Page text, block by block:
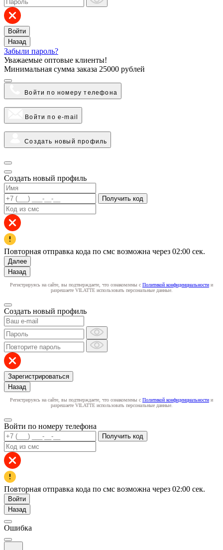
Войти
Назад
Забыли пароль?
Уважаемые оптовые клиенты!
Минимальная сумма заказа 25000 рублей
Войти по номеру телефона
Войти по e-mail
Создать новый профиль
Создать новый профиль
Получить код
Повторная отправка кода по смс возможна через 02:00 сек.
Далее
Назад
Регистрируясь на сайте, вы подтверждаете, что ознакомлены с Политикой конфиденциальности и
разрешаете VILATTE использовать персональные данные.
Создать новый профиль
Зарегистрироваться
Назад
Регистрируясь на сайте, вы подтверждаете, что ознакомлены с Политикой конфиденциальности и
разрешаете VILATTE использовать персональные данные.
Войти по номеру телефона
Получить код
Повторная отправка кода по смс возможна через 02:00 сек.
Войти
Назад
Ошибка